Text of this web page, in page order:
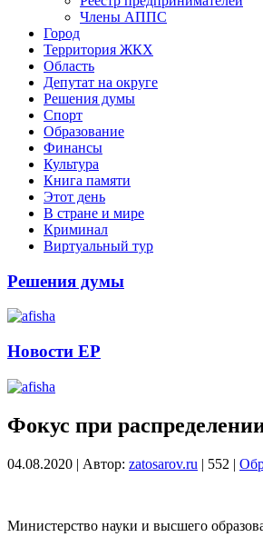
Члены АППС
Город
Территория ЖКХ
Область
Депутат на округе
Решения думы
Спорт
Образование
Финансы
Культура
Книга памяти
Этот день
В стране и мире
Криминал
Виртуальный тур
Решения думы
Новости ЕР
Фокус при
04.08.2020 | Автор: zatosarov.ru | 552 |
Министерство науки и высшего